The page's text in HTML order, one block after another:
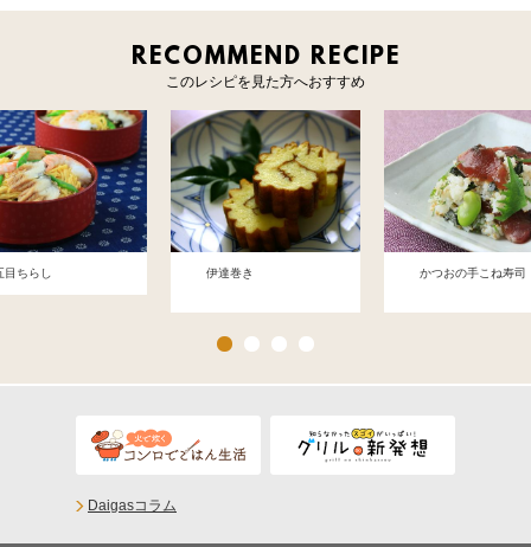
RECOMMEND RECIPE
このレシピを見た方へおすすめ
目ちらし 伊達巻き かつおの手こね寿司
Daigasコラム